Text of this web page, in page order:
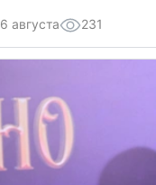
6 августа 231